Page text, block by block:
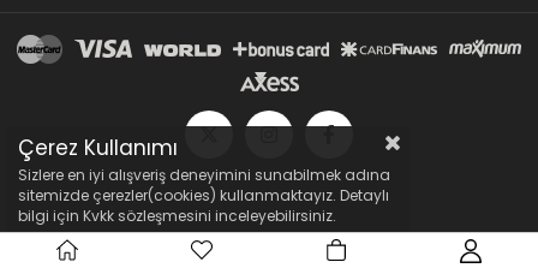
Çerez Kullanımı
Sizlere en iyi alışveriş deneyimini sunabilmek adına
sitemizde çerezler(cookies) kullanmaktayız. Detaylı
bilgi için Kvkk sözleşmesini inceleyebilirsiniz.